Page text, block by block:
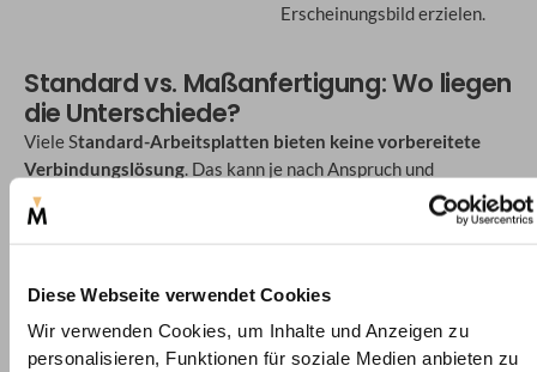
Diese Webseite verwendet Cookies
Wir verwenden Cookies, um Inhalte und Anzeigen zu
personalisieren, Funktionen für soziale Medien anbieten zu
Erscheinungsbild erzielen.
Standard vs. Maßanfertigung: Wo liegen
die Unterschiede?
Viele Standard-Arbeitsplatten bieten keine vorbereitete
Verbindungslösung. Das kann je nach Anspruch und
Küchengestaltung zu Herausforderungen führen:
Manuelle Anpassung nötig:Arbeitsplatten müssen oft
handwerkliches Geschick und passendes Werkzeug
erfordert.
Zubehör nicht immer inklusive:Flachdübel, Verbinder